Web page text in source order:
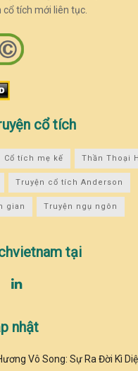
tích mới liên tục.
cổ tích
Cổ tích mẹ kế Thần Thoại
Truyện cổ tích Anderson
gian Truyện ngụ ngôn
tại
nhật
Vô Song: Sự Ra Đời Kì